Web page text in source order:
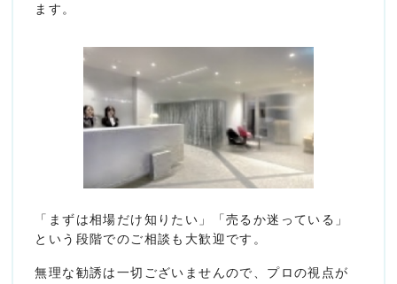
ます。
「まずは相場だけ知りたい」「売るか迷っている」
という段階でのご相談も大歓迎です。
無理な勧誘は一切ございませんので、プロの視点が